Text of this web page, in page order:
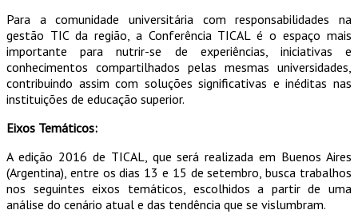
Para a comunidade universitária com responsabilidades na
gestão TIC da região, a Conferência TICAL é o espaço mais
importante para nutrir-se de experiências, iniciativas e
conhecimentos compartilhados pelas mesmas universidades,
contribuindo assim com soluções significativas e inéditas nas
instituições de educação superior.
Eixos Temáticos:
A edição 2016 de TICAL, que será realizada em Buenos Aires
(Argentina), entre os dias 13 e 15 de setembro, busca trabalhos
nos seguintes eixos temáticos, escolhidos a partir de uma
análise do cenário atual e das tendência que se vislumbram.